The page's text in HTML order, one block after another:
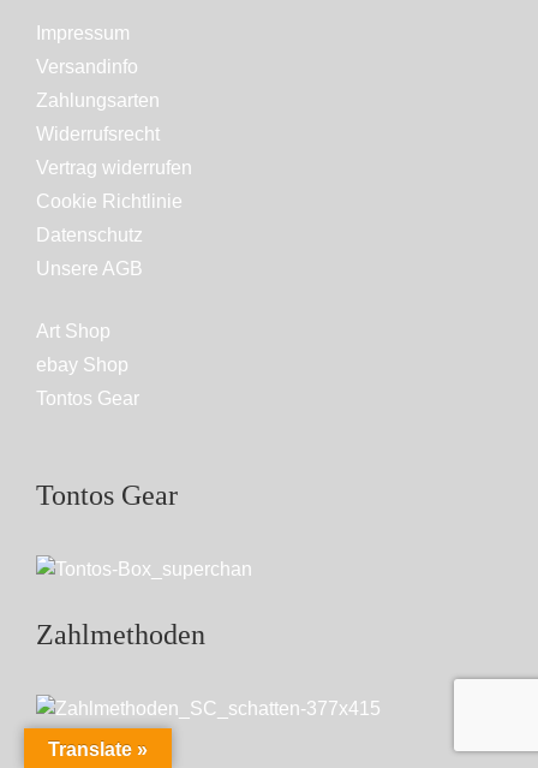
Impressum
Versandinfo
Zahlungsarten
Widerrufsrecht
Vertrag widerrufen
Cookie Richtlinie
Datenschutz
Unsere AGB
Art Shop
ebay Shop
Tontos Gear
Tontos Gear
Zahlmethoden
Translate »